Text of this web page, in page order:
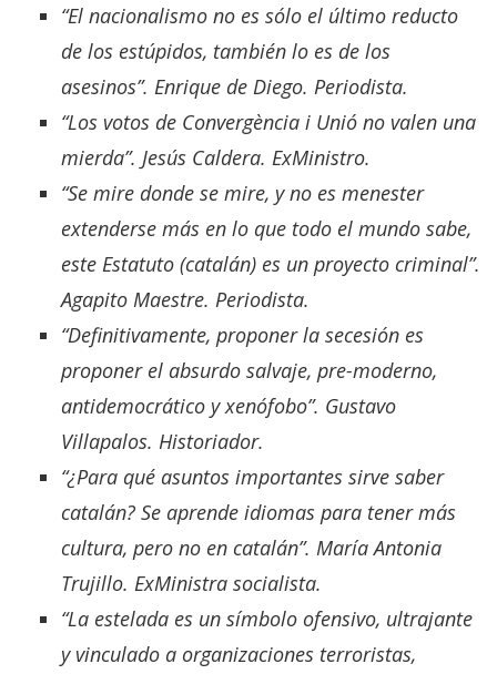
“El nacionalismo no es sólo el último reducto
de los estúpidos, también lo es de los
asesinos”. Enrique de Diego. Periodista.
“Los votos de Convergència i Unió no valen una
mierda”. Jesús Caldera. ExMinistro.
“Se mire donde se mire, y no es menester
extenderse más en lo que todo el mundo sabe,
este Estatuto (catalán) es un proyecto criminal”.
Agapito Maestre. Periodista.
“Definitivamente, proponer la secesión es
proponer el absurdo salvaje, pre-moderno,
antidemocrático y xenófobo”. Gustavo
Villapalos. Historiador.
“¿Para qué asuntos importantes sirve saber
catalán? Se aprende idiomas para tener más
cultura, pero no en catalán”. María Antonia
Trujillo. ExMinistra socialista.
“La estelada es un símbolo ofensivo, ultrajante
y vinculado a organizaciones terroristas,